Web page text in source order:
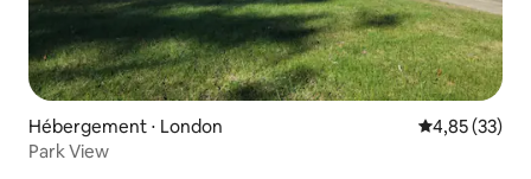
Hébergement ⋅ London Évaluation
4,85 (33)
Park View